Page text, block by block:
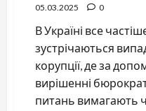
05.03.2025
0
В Україні все
зустрічаються
корупції, де за
вирішенні
питань вимагають